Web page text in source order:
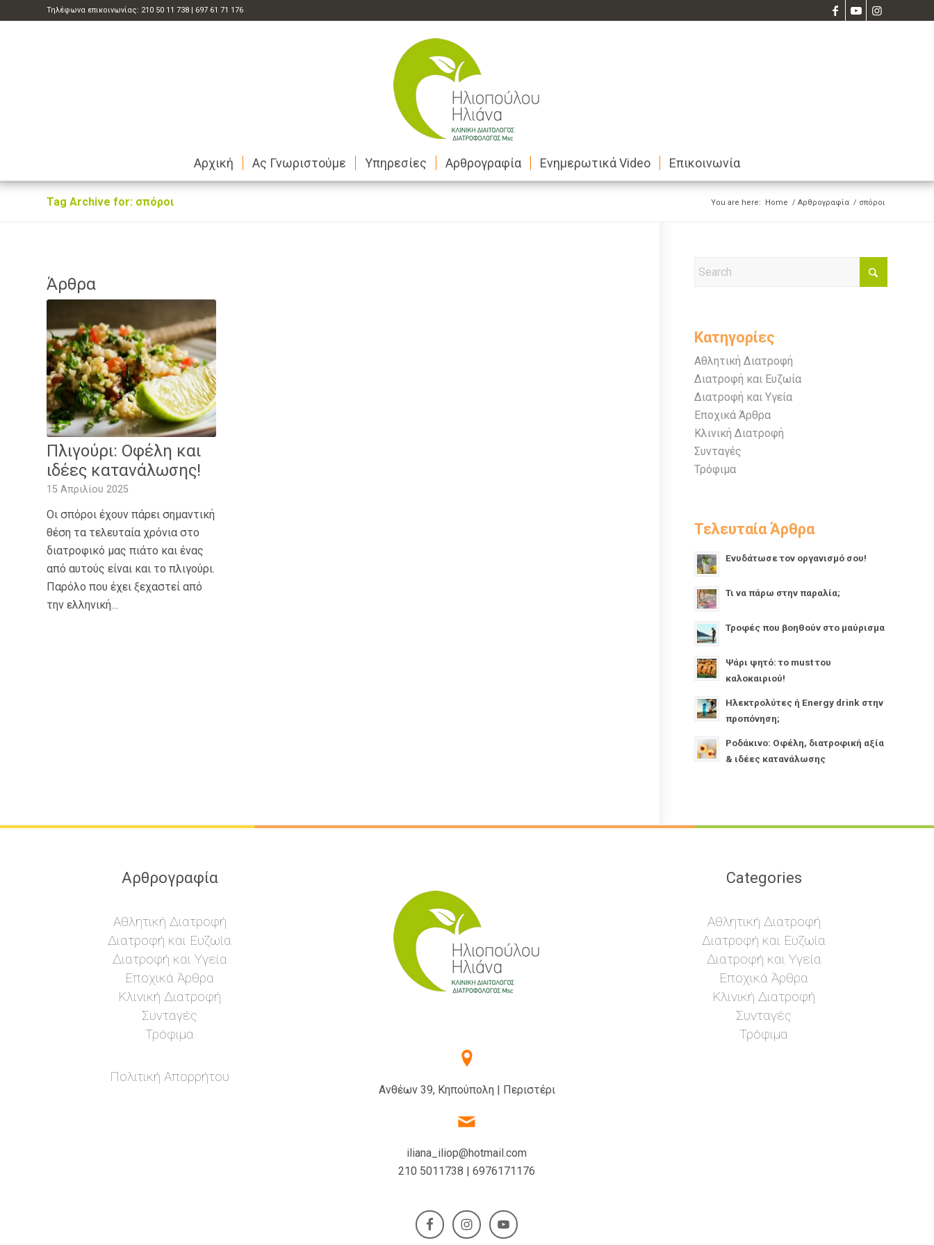
Τηλέφωνα επικοινωνίας: 210 50 11 738 | 697 61 71 176
Αρχική Ας Γνωριστούμε Υπηρεσίες Αρθρογραφία Ενημερωτικά Video Επικοινωνία
Tag Archive for: σπόροι You are here: Home / Αρθρογραφία / σπόροι
Άρθρα
Πλιγούρι: Οφέλη και
ιδέες κατανάλωσης!
15 Απριλίου 2025
Οι σπόροι έχουν πάρει σημαντική
θέση τα τελευταία χρόνια στο
διατροφικό μας πιάτο και ένας
από αυτούς είναι και το πλιγούρι.
Παρόλο που έχει ξεχαστεί από
την ελληνική…
Κατηγορίες
Αθλητική Διατροφή
Διατροφή και Ευζωία
Διατροφή και Υγεία
Εποχικά Άρθρα
Κλινική Διατροφή
Συνταγές
Τρόφιμα
Τελευταία Άρθρα
Ενυδάτωσε τον οργανισμό σου!
Τι να πάρω στην παραλία;
Τροφές που βοηθούν στο μαύρισμα
Ψάρι ψητό: το must του
καλοκαιριού!
Ηλεκτρολύτες ή Energy drink στην
προπόνηση;
Ροδάκινο: Οφέλη, διατροφική αξία
& ιδέες κατανάλωσης
Αρθρογραφία
Αθλητική Διατροφή
Διατροφή και Ευζωία
Διατροφή και Υγεία
Εποχικά Άρθρα
Κλινική Διατροφή
Συνταγές
Τρόφιμα
Πολιτική Απορρήτου
Ανθέων 39, Κηπούπολη | Περιστέρι
iliana_iliop@hotmail.com
210 5011738 | 6976171176
Categories
Αθλητική Διατροφή
Διατροφή και Ευζωία
Διατροφή και Υγεία
Εποχικά Άρθρα
Κλινική Διατροφή
Συνταγές
Τρόφιμα